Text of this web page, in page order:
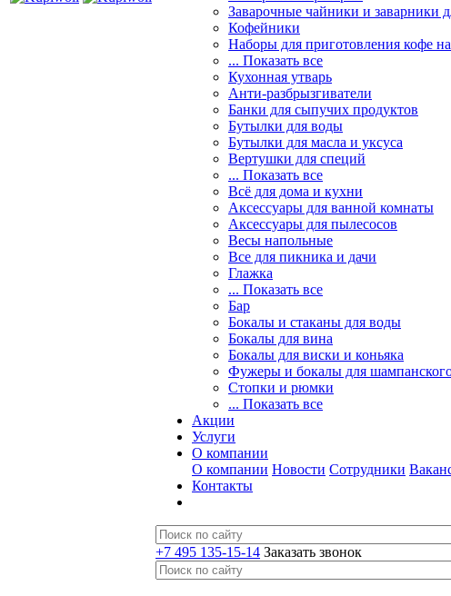
Заварочные чайники и заварники
Кофейники
Наборы для приготовления кофе
... Показать все
Кухонная утварь
Анти-разбрызгиватели
Банки для сыпучих продуктов
Бутылки для воды
Бутылки для масла и уксуса
Вертушки для специй
... Показать все
Всё для дома и кухни
Аксессуары для ванной комнаты
Аксессуары для пылесосов
Весы напольные
Все для пикника и дачи
Глажка
... Показать все
Бар
Бокалы и стаканы для воды
Бокалы для вина
Бокалы для виски и коньяка
Фужеры и бокалы для
Стопки и рюмки
... Показать все
Акции
Услуги
О компании
О компании Новости Сотрудники
Контакты
+7 495 135-15-14 Заказать звонок